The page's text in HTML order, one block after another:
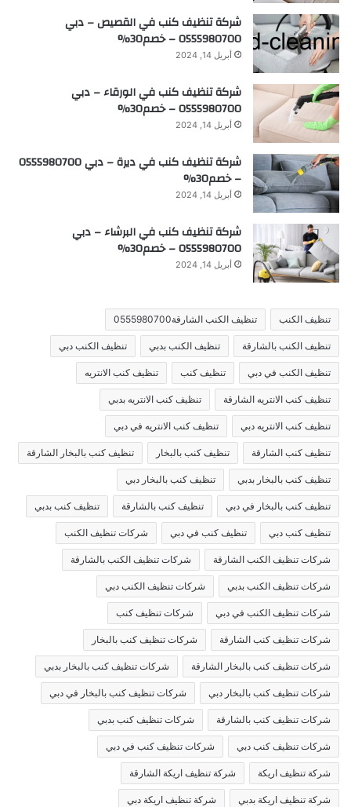
شركة تنظيف كنب في القصيص – دبي
0555980700 – خصم30%
أبريل 14, 2024
شركة تنظيف كنب في الورقاء – دبي
0555980700 – خصم30%
أبريل 14, 2024
شركة تنظيف كنب في ديرة – دبي 0555980700
– خصم30%
أبريل 14, 2024
شركة تنظيف كنب في البرشاء – دبي
0555980700 – خصم30%
أبريل 14, 2024
تنظيف الكنب تنظيف الكنب الشارقة0555980700
تنظيف الكنب بالشارقة تنظيف الكنب بدبي تنظيف الكنب دبي
تنظيف الكنب في دبي تنظيف كنب تنظيف كنب الانتريه
تنظيف كنب الانتريه الشارقة تنظيف كنب الانتريه بدبي
تنظيف كنب الانتريه دبي تنظيف كنب الانتريه في دبي
تنظيف كنب الشارقة تنظيف كنب بالبخار تنظيف كنب بالبخار الشارقة
تنظيف كنب بالبخار بدبي تنظيف كنب بالبخار دبي
تنظيف كنب بالبخار في دبي تنظيف كنب بالشارقة تنظيف كنب بدبي
تنظيف كنب دبي تنظيف كنب في دبي شركات تنظيف الكنب
شركات تنظيف الكنب الشارقة شركات تنظيف الكنب بالشارقة
شركات تنظيف الكنب بدبي شركات تنظيف الكنب دبي
شركات تنظيف الكنب في دبي شركات تنظيف كنب
شركات تنظيف كنب الشارقة شركات تنظيف كنب بالبخار
شركات تنظيف كنب بالبخار الشارقة شركات تنظيف كنب بالبخار بدبي
شركات تنظيف كنب بالبخار دبي شركات تنظيف كنب بالبخار في دبي
شركات تنظيف كنب بالشارقة شركات تنظيف كنب بدبي
شركات تنظيف كنب دبي شركات تنظيف كنب في دبي
شركة تنظيف اريكة شركة تنظيف اريكة الشارقة
شركة تنظيف اريكة بدبي شركة تنظيف اريكة دبي